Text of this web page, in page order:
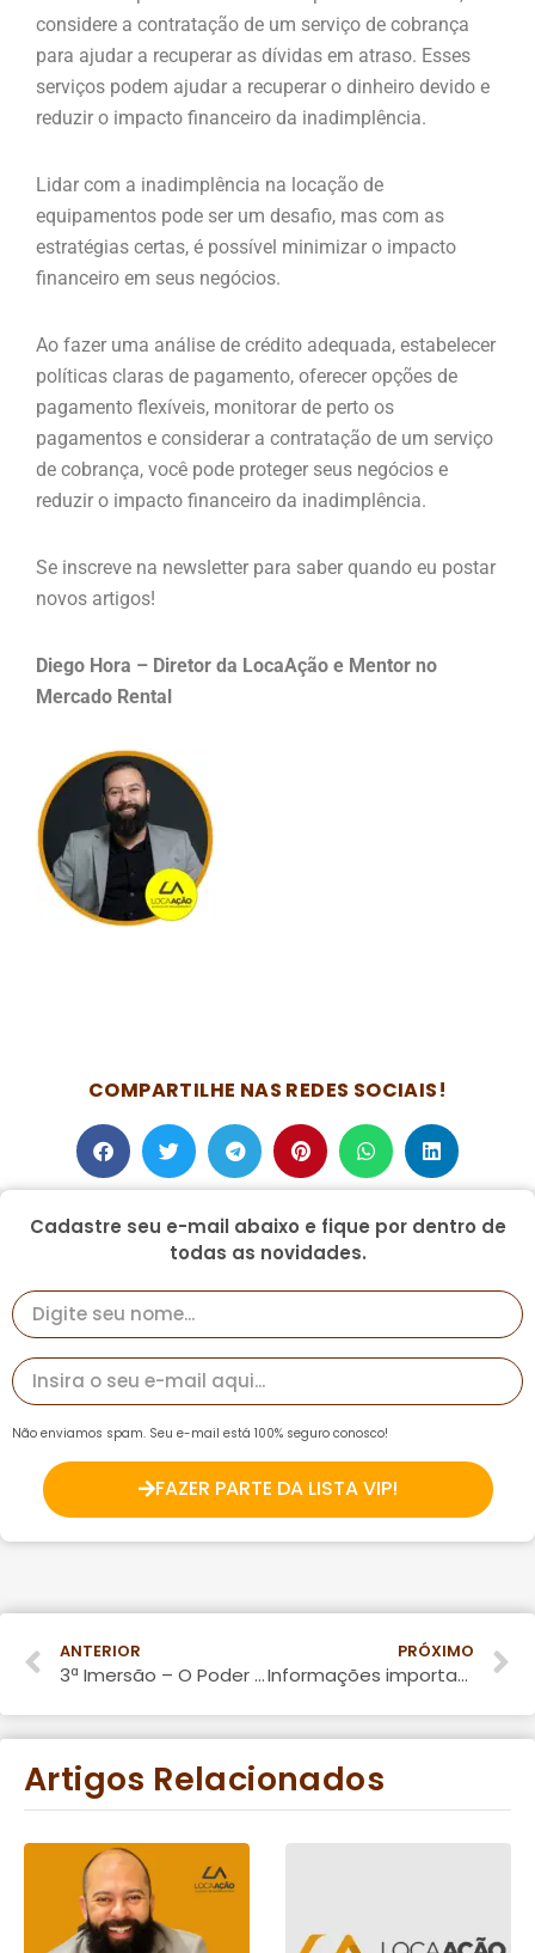
considere a contratação de um serviço de cobrança
para ajudar a recuperar as dívidas em atraso. Esses
serviços podem ajudar a recuperar o dinheiro devido e
reduzir o impacto financeiro da inadimplência.
Lidar com a inadimplência na locação de
equipamentos pode ser um desafio, mas com as
estratégias certas, é possível minimizar o impacto
financeiro em seus negócios.
Ao fazer uma análise de crédito adequada, estabelecer
políticas claras de pagamento, oferecer opções de
pagamento flexíveis, monitorar de perto os
pagamentos e considerar a contratação de um serviço
de cobrança, você pode proteger seus negócios e
reduzir o impacto financeiro da inadimplência.
Se inscreve na newsletter para saber quando eu postar
novos artigos!
Diego Hora – Diretor da LocaAção e Mentor no
Mercado Rental
COMPARTILHE NAS REDES SOCIAIS!
Cadastre seu e-mail abaixo e fique por dentro de
todas as novidades.
Não enviamos spam. Seu e-mail está 100% seguro conosco!
FAZER PARTE DA LISTA VIP!
ANTERIOR
3ª Imersão – O Poder da Ação para Locadoras
PRÓXIMO
Informações importantes sobre o mercado rental
Artigos Relacionados